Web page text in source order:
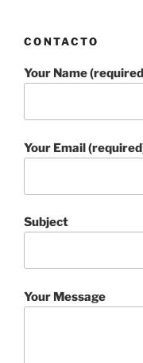
CONTACTO
Your Name
Your Email
Subject
Your Message